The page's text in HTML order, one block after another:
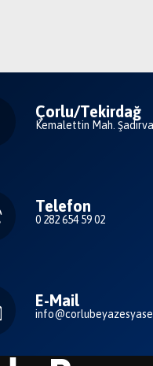
Çorlu/Tekirdağ
Kemalettin Mah.
Telefon
0 282 654 59 02
E-Mail